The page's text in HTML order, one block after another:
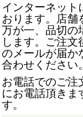
インターネット
おります。店舗
万が一、品切の
します。ご注
のメールが届か
合わせください。
お電話でのご注
にお電話頂きま
す。